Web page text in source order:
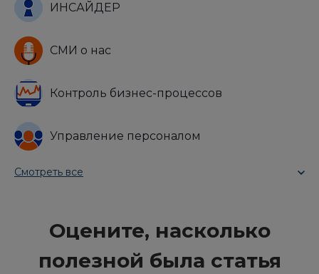
ИНСАЙДЕР
СМИ о нас
Контроль бизнес-процессов
Управление персоналом
Смотреть все
Оцените, насколько
полезной была статья